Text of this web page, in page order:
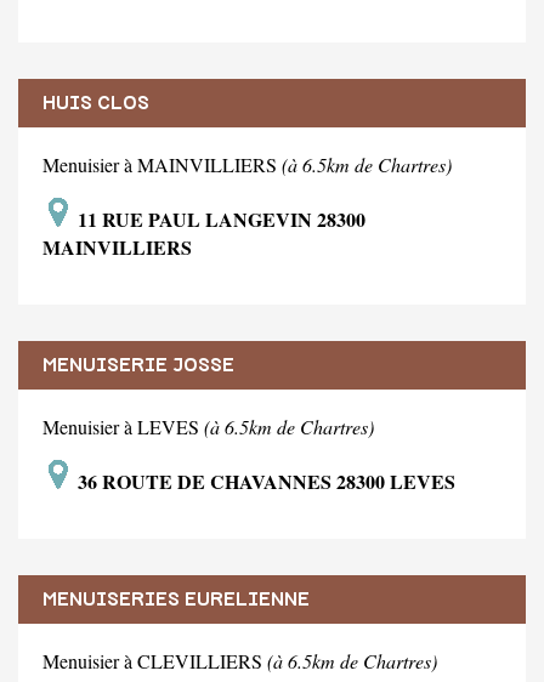
HUIS CLOS
Menuisier à MAINVILLIERS (à 6.5km de Chartres)
11 RUE PAUL LANGEVIN 28300
MAINVILLIERS
MENUISERIE JOSSE
Menuisier à LEVES (à 6.5km de Chartres)
36 ROUTE DE CHAVANNES 28300 LEVES
MENUISERIES EURELIENNE
Menuisier à CLEVILLIERS (à 6.5km de Chartres)